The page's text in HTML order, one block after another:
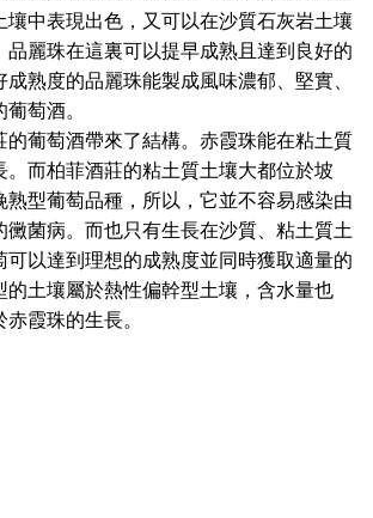
壤中表現出色，又可以在沙質石灰岩土壤
品麗珠在這裏可以提早成熟且達到良好的
熟度的品麗珠能製成風味濃郁、堅實、
萄酒。
的葡萄酒帶來了結構。赤霞珠能在粘土質
。而柏菲酒莊的粘土質土壤大都位於坡
熟型葡萄品種，所以，它並不容易感染由
黴菌病。而也只有生長在沙質、粘土質土
可以達到理想的成熟度並同時獲取適量的
的土壤屬於熱性偏幹型土壤，含水量也
霞珠的生長。